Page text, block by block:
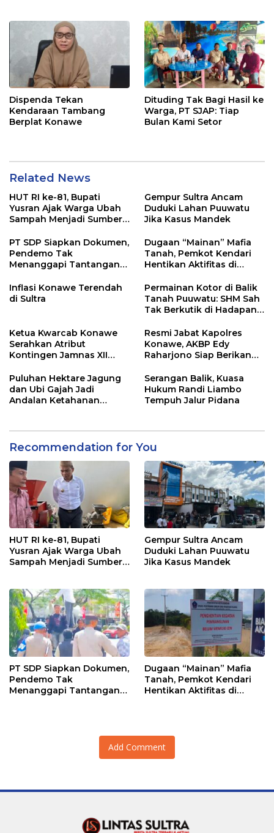
Dispenda Tekan
Kendaraan Tambang
Berplat Konawe
Dituding Tak Bagi Hasil ke
Warga, PT SJAP: Tiap
Bulan Kami Setor
Related News
HUT RI ke-81, Bupati
Yusran Ajak Warga Ubah
Sampah Menjadi Sumber
Gempur Sultra Ancam
Duduki Lahan Puuwatu
Jika Kasus Mandek
PT SDP Siapkan Dokumen,
Pendemo Tak
Menanggapi Tantangan
Dugaan “Mainan” Mafia
Tanah, Pemkot Kendari
Hentikan Aktifitas di
Inflasi Konawe Terendah
di Sultra
Permainan Kotor di Balik
Tanah Puuwatu: SHM Sah
Tak Berkutik di Hadapan
Ketua Kwarcab Konawe
Serahkan Atribut
Kontingen Jamnas XII
Resmi Jabat Kapolres
Konawe, AKBP Edy
Raharjono Siap Berikan
Puluhan Hektare Jagung
dan Ubi Gajah Jadi
Andalan Ketahanan
Serangan Balik, Kuasa
Hukum Randi Liambo
Tempuh Jalur Pidana
Recommendation for You
HUT RI ke-81, Bupati
Yusran Ajak Warga Ubah
Sampah Menjadi Sumber
Gempur Sultra Ancam
Duduki Lahan Puuwatu
Jika Kasus Mandek
PT SDP Siapkan Dokumen,
Pendemo Tak
Menanggapi Tantangan
Dugaan “Mainan” Mafia
Tanah, Pemkot Kendari
Hentikan Aktifitas di
Add Comment